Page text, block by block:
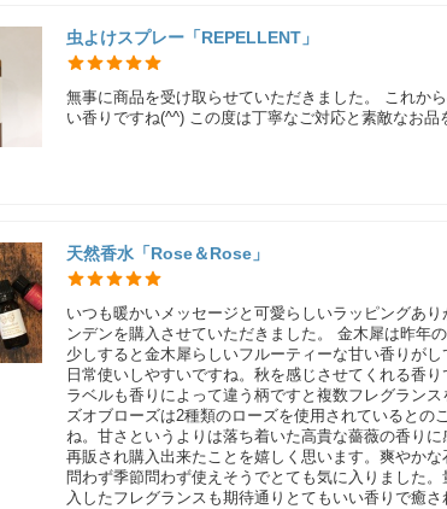
虫よけスプレー「REPELLENT」
無事に商品を受け取らせていただきました。 これか
い香りですね(^^) この度は丁寧なご対応と素敵なお
天然香水「Rose＆Rose」
いつも暖かいメッセージと可愛らしいラッピングあ
ンデンを購入させていただきました。 金木犀は昨年
少しすると金木犀らしいフルーティーな甘い香りが
日常使いしやすいですね。秋を感じさせてくれる香
ラベルも香りによって違う柄ですと複数フレグラン
ズオブローズは2種類のローズを使用されているとの
ね。甘さというよりは落ち着いた高貴な薔薇の香り
再販され購入出来たことを嬉しく思います。爽やか
問わず季節問わず使えそうでとても気に入りました
入したフレグランスも期待通りとてもいい香りで癒さ